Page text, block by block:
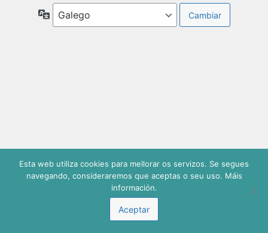
Idiomas
Esta web utiliza cookies para mellorar os servizos. Se segues
navegando, consideraremos que aceptas o seu uso. Máis
información.
Aceptar